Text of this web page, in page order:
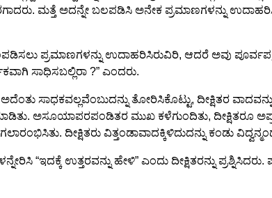
ಮತ್ತೆ ಅದನ್ನೇ ಬಲಪಡಿಸಿ ಅನೇಕ ಪ್ರಮಾಣಗಳನ್ನು
ಪ್ರಮಾಣಗಳನ್ನು ಉದಾಹರಿಸಿರುವಿರಿ, ಆದರೆ ಅವು
ಸಾಧಿಸಬಲ್ಲಿರಾ ?” ಎಂದರು.
ಸಾಧಕವಲ್ಲವೆಂಬುದನ್ನು ತೋರಿಸಿಕೊಟ್ಟು, ದೀಕ್ಷಿತರ
ಅಸೂಯಾಪರಪಂಡಿತರ ಮುಖ ಕಳೆಗುಂದಿತು, ದೀಕ್ಷಿತರೂ
ದೀಕ್ಷಿತರು ವಿತ್ತಂಡಾವಾದಕ್ಕಿಳಿದುದನ್ನು ಕಂಡು
“ಇದಕ್ಕೆ ಉತ್ತರವನ್ನು ಹೇಳಿ” ಎಂದು ದೀಕ್ಷಿತರನ್ನು